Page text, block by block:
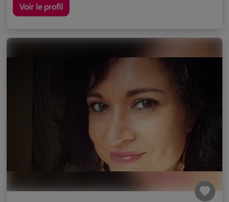
Voir le profil